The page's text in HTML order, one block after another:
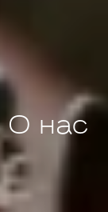
О нас